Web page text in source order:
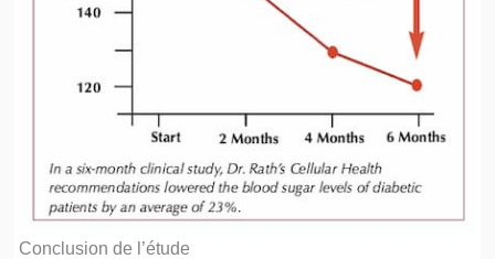
Conclusion de l’étude